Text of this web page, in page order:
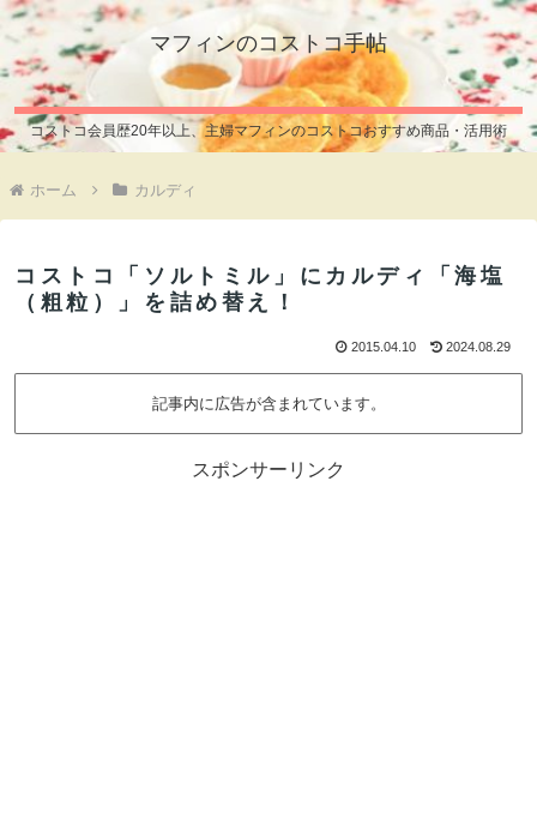
マフィンのコストコ手帖
コストコ会員歴20年以上、主婦マフィンのコストコおすすめ商品・活用術
ホーム カルディ
コストコ「ソルトミル」にカルディ「海塩
（粗粒）」を詰め替え！
2015.04.10 2024.08.29
記事内に広告が含まれています。
スポンサーリンク